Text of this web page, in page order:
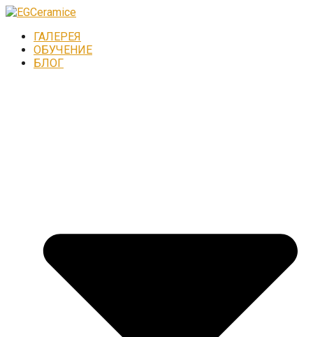
ГАЛЕРЕЯ
ОБУЧЕНИЕ
БЛОГ